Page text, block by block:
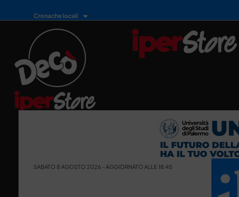
Cronache locali
SABATO 8 AGOSTO 2026 - AGGIORNATO ALLE 18:45